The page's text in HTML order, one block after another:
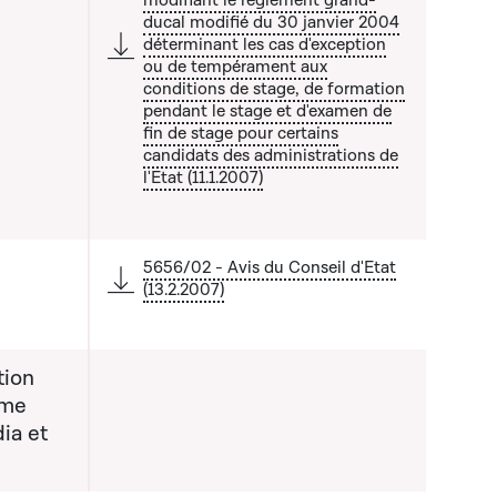
qui précède
ducal modifié du 30 janvier 2004
déterminant les cas d'exception
ou de tempérament aux
conditions de stage, de formation
pendant le stage et d'examen de
fin de stage pour certains
candidats des administrations de
l'Etat (11.1.2007)
5656/02 - Avis du Conseil d'Etat
(13.2.2007)
et